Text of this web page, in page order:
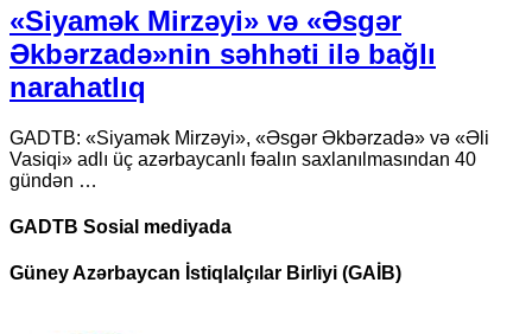
«Siyamək Mirzəyi» və «Əsgər
Əkbərzadə»nin səhhəti ilə bağlı
narahatlıq
GADTB: «Siyamək Mirzəyi», «Əsgər Əkbərzadə» və «Əli
Vasiqi» adlı üç azərbaycanlı fəalın saxlanılmasından 40
gündən …
GADTB Sosial mediyada
Güney Azərbaycan İstiqlalçılar Birliyi (GAİB)